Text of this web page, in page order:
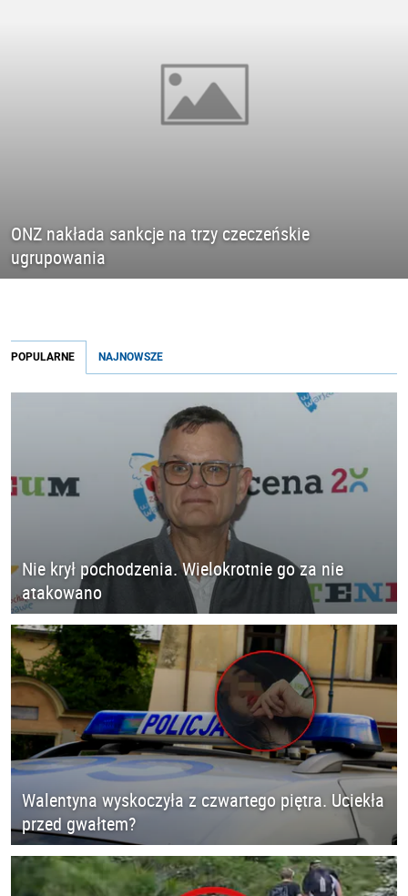
ONZ nakłada sankcje na trzy czeczeńskie
ugrupowania
POPULARNE NAJNOWSZE
Nie krył pochodzenia. Wielokrotnie go za nie
atakowano
Walentyna wyskoczyła z czwartego piętra. Uciekła
przed gwałtem?